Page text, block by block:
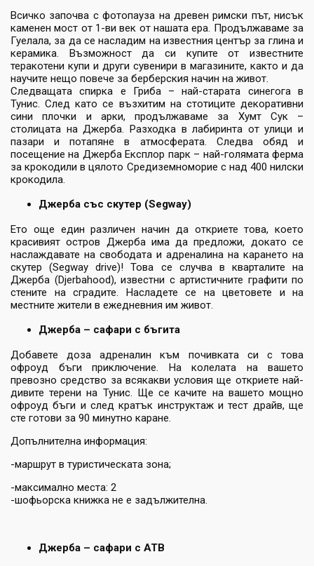
Всичко започва с фотопауза на древен римски път, нисък
каменен мост от 1-ви век от нашата ера. Продължаваме за
Гуелала, за да се насладим на известния център за глина и
керамика. Възможност да си купите от известните
теракотени купи и други сувенири в магазините, както и да
научите нещо повече за берберския начин на живот.
Следващата спирка е Гриба – най-старата синегога в
Тунис. След като се възхитим на стотиците декоративни
сини плочки и арки, продължаваме за Хумт Сук –
столицата на Джерба. Разходка в лабиринта от улици и
пазари и потапяне в атмосферата. Следва обяд и
посещение на Джерба Експлор парк – най-голямата ферма
за крокодили в цялото Средиземноморие с над 400 нилски
крокодила.
Джерба със скутер (Segway)
Ето още един различен начин да откриете това, което
красивият остров Джерба има да предложи, докато се
наслаждавате на свободата и адреналина на карането на
скутер (Segway drive)! Това се случва в кварталите на
Джерба (Djerbahood), известни с артистичните графити по
стените на сградите. Насладете се на цветовете и на
местните жители в ежедневния им живот.
Джерба – сафари с бъгита
Добавете доза адреналин към почивката си с това
офроуд бъги приключение. На колелата на вашето
превозно средство за всякакви условия ще откриете най-
дивите терени на Тунис. Ще се качите на вашето мощно
офроуд бъги и след кратък инструктаж и тест драйв, ще
сте готови за 90 минутно каране.
Допълнителна информация:
-маршрут в туристическата зона;
-максимално места: 2
-шофьорска книжка не е задължителна.
Джерба – сафари с АТВ